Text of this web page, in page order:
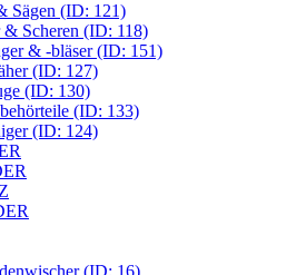
Sägen (ID: 121)
Scheren (ID: 118)
& -bläser (ID: 151)
(ID: 127)
(ID: 130)
(ID: 133)
(ID: 124)